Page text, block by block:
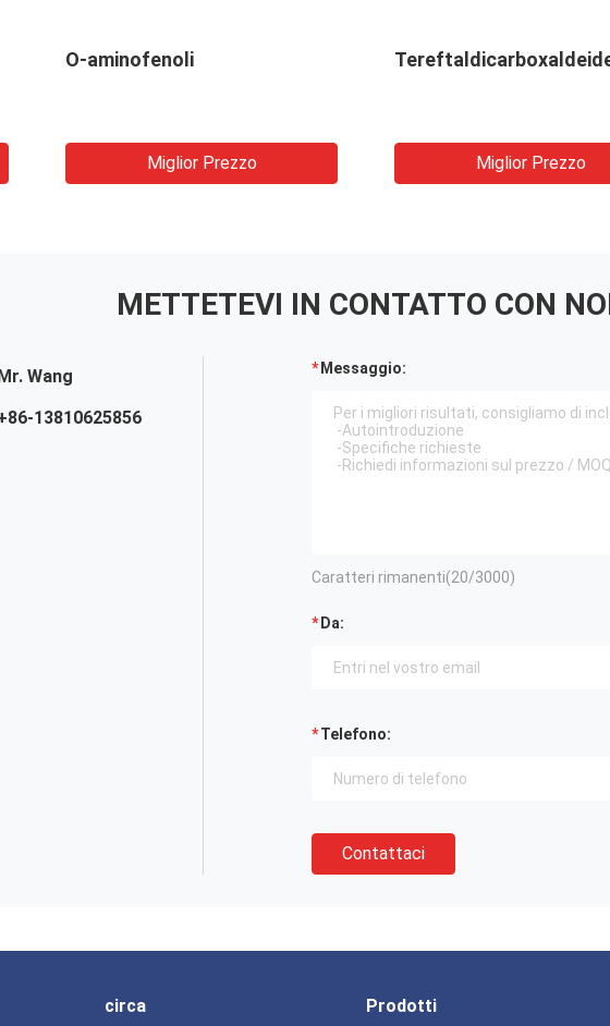
O-aminofenoli
Miglior Prezzo Miglior Prezzo
METTETEVI IN ​​CONTATTO CON
Wang
13810625856
Messaggio:
Caratteri rimanenti(20/3000)
Da:
Telefono:
Contattaci
circa Prodotti